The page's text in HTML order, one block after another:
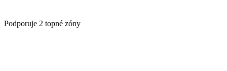
Podporuje 2 topné zóny